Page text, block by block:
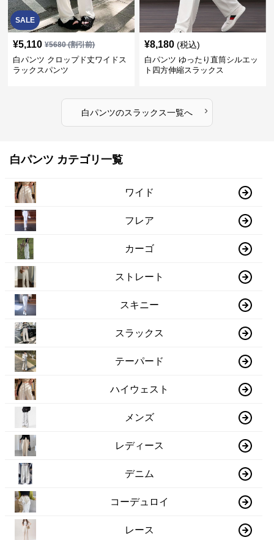
SALE
¥5,110 ¥5680(割引前)
白パンツ クロップド丈ワイドス
ラックスパンツ
¥8,180 (税込)
白パンツ ゆったり直筒シルエッ
ト四方伸縮スラックス
白パンツのスラックス一覧へ ›
白パンツ カテゴリ一覧
ワイド
フレア
カーゴ
ストレート
スキニー
スラックス
テーパード
ハイウェスト
メンズ
レディース
デニム
コーデュロイ
レース